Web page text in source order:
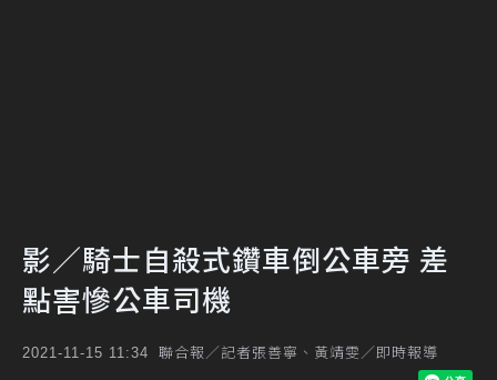
影／騎士自殺式鑽車倒公車旁 差
點害慘公車司機
2021-11-15 11:34 聯合報／記者張善寧、黃靖雯／即時報導